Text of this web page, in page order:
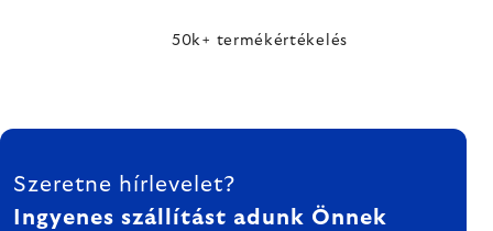
50k+ termékértékelés
LÁBLÉC
Szeretne hírlevelet?
Ingyenes szállítást adunk Önnek